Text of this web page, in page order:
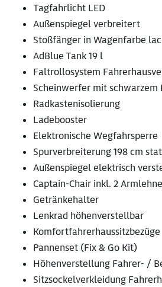
Tagfahrlicht LED
Außenspiegel verbreitert
Stoßfänger in Wagenfarbe
AdBlue Tank 19 l
Faltrollosystem
Scheinwerfer mit schwarzem
Radkastenisolierung
Ladebooster
Elektronische Wegfahrsperre
Spurverbreiterung 198 cm
Außenspiegel elektrisch
Captain-Chair inkl. 2
Getränkehalter
Lenkrad höhenverstellbar
Komfortfahrerhaussitzbezüge
Pannenset (Fix & Go Kit)
Höhenverstellung Fahrer- /
Sitzsockelverkleidung